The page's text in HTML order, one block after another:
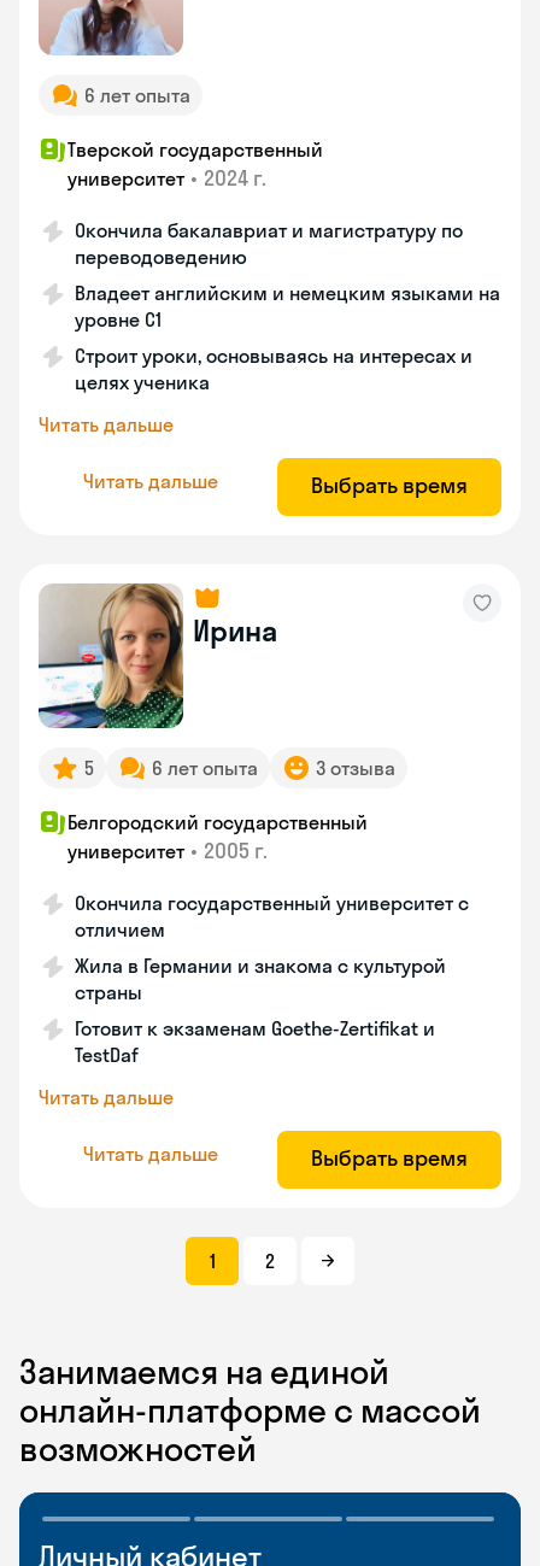
6 лет опыта
Тверской государственный
университет • 2024 г.
Окончила бакалавриат и магистратуру по
переводоведению
Владеет английским и немецким языками на
уровне C1
Строит уроки, основываясь на интересах и
целях ученика
Читать дальше
Читать дальше Выбрать время
Ирина
5 6 лет опыта 3 отзыва
Белгородский государственный
университет • 2005 г.
Окончила государственный университет с
отличием
Жила в Германии и знакома с культурой
страны
Готовит к экзаменам Goethe-Zertifikat и
TestDaf
Читать дальше
Читать дальше Выбрать время
1 2
Занимаемся на единой
онлайн-платформе с массой
возможностей
Личный кабинет
Мобильное
Разговорные клубы